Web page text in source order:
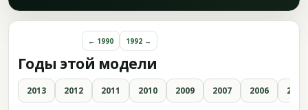
Годы этой модели
← 1990 1992 →
2013 2012 2011 2010 2009 2007 2006 2005